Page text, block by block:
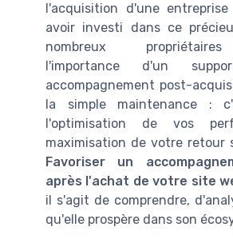
l'acquisition d'une
avoir investi dans ce
nombreux
l'importance d'un
accompagnement post-
la simple maintenance :
l'optimisation de vos
maximisation de votre retour
Favoriser un
après l'achat de votre site
il s'agit de comprendre,
qu'elle prospère dans son